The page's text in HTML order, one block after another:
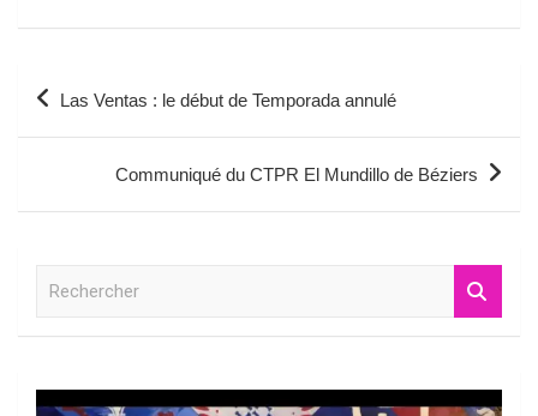
Navigation
Las Ventas : le début de Temporada annulé
Communiqué du CTPR El Mundillo de Béziers
r